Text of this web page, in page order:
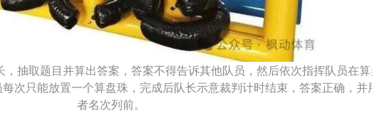
抽取题目并算出答案，答案不得告诉其他队员，然后依次指挥队员在
次只能放置一个算盘珠，完成后队长示意裁判计时结束，答案正确，并
者名次列前。